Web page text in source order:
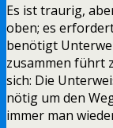
Es ist traurig,
oben; es
benötigt
zusammen führt
sich: Die
nötig um den
immer man